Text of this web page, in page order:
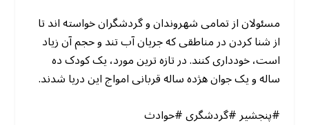
مسئولان از تمامی شهروندان و گردشگران خواسته اند تا
از شنا کردن در مناطقی که جریان آب تند و حجم آن زیاد
است، خودداری کنند. در تازه ترین مورد، یک کودک ده
ساله و یک جوان هژده ساله قربانی امواج این دریا شدند.
#پنجشیر #گردشگری #حوادث